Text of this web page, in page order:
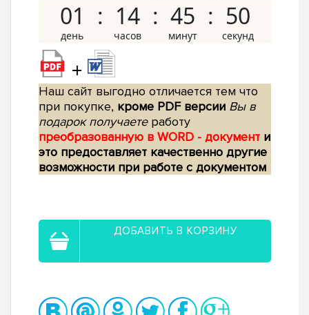
01 14 45 49
+
Наш сайт выгодно отличается тем что
при покупке, кроме PDF версии Вы в
подарок получаетеработу
преобразованную в WORD - документ и
это предоставляет качественно другие
возможности при работе с документом
ДОБАВИТЬ В КОРЗИНУ